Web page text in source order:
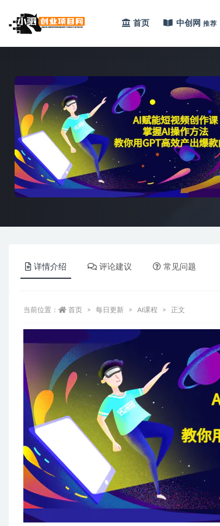
首页 中创网 推荐
详情介绍 评论建议 常见问题
当前位置： 首页 每日更新 AI课程 正文